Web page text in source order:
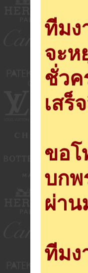
ทีมง
จะห
ชั่วค
เสร็
ขอโ
บกพ
ผ่าน
ทีมง